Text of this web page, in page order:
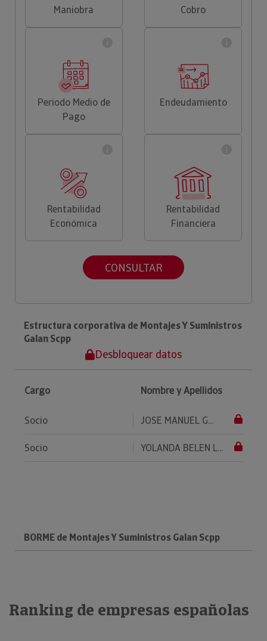
Maniobra
Cobro
Periodo Medio de
Pago
Endeudamiento
Rentabilidad
Económica
Rentabilidad
Financiera
CONSULTAR
Estructura corporativa de Montajes Y Suministros
Galan Scpp
Desbloquear datos
Cargo Nombre y Apellidos
Socio JOSE MANUEL G...
Socio YOLANDA BELEN L...
BORME de Montajes Y Suministros Galan Scpp
Ranking de empresas españolas